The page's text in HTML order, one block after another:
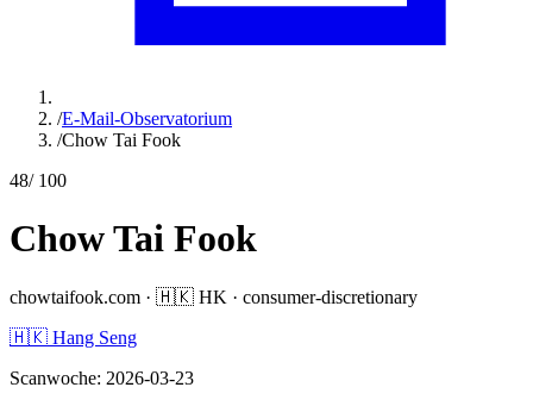
/E-Mail-Observatorium
/Chow Tai Fook
48/ 100
Chow Tai Fook
chowtaifook.com · 🇭🇰 HK · consumer-discretionary
🇭🇰 Hang Seng
Scanwoche: 2026-03-23